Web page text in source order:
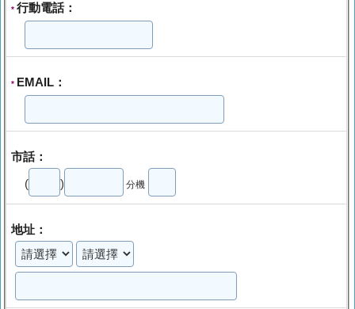
* 行動電話：
* EMAIL：
市話：
( ) 分機
地址：